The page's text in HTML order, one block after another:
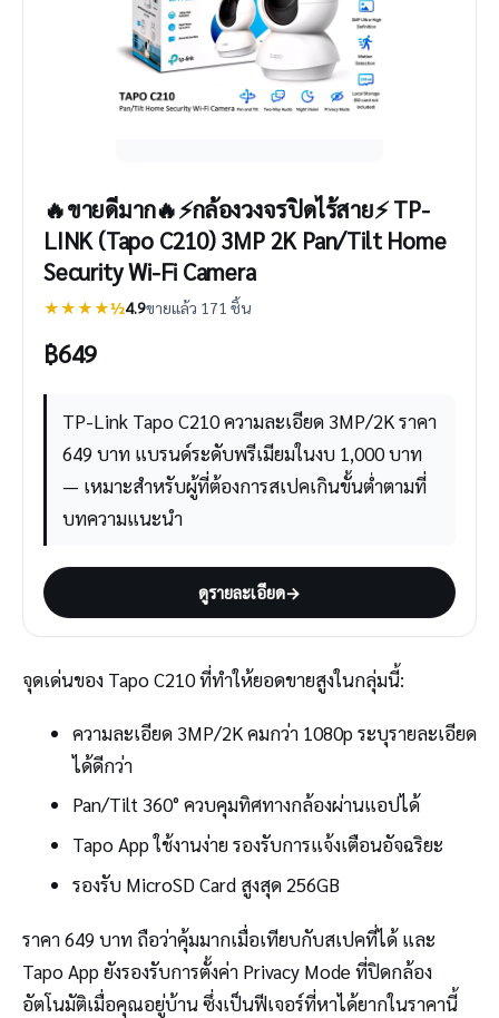
🔥ขายดีมาก🔥⚡️กล้องวงจรปิดไร้สาย⚡️ TP-
LINK (Tapo C210) 3MP 2K Pan/Tilt Home
Security Wi-Fi Camera
★★★★½4.9ขายแล้ว 171 ชิ้น
฿649
TP-Link Tapo C210 ความละเอียด 3MP/2K ราคา
649 บาท แบรนด์ระดับพรีเมียมในงบ 1,000 บาท
— เหมาะสำหรับผู้ที่ต้องการสเปคเกินขั้นต่ำตามที่
บทความแนะนำ
ดูรายละเอียด→
จุดเด่นของ Tapo C210 ที่ทำให้ยอดขายสูงในกลุ่มนี้:
ความละเอียด 3MP/2K คมกว่า 1080p ระบุรายละเอียด
ได้ดีกว่า
Pan/Tilt 360° ควบคุมทิศทางกล้องผ่านแอปได้
Tapo App ใช้งานง่าย รองรับการแจ้งเตือนอัจฉริยะ
รองรับ MicroSD Card สูงสุด 256GB
ราคา 649 บาท ถือว่าคุ้มมากเมื่อเทียบกับสเปคที่ได้ และ
Tapo App ยังรองรับการตั้งค่า Privacy Mode ที่ปิดกล้อง
อัตโนมัติเมื่อคุณอยู่บ้าน ซึ่งเป็นฟีเจอร์ที่หาได้ยากในราคานี้